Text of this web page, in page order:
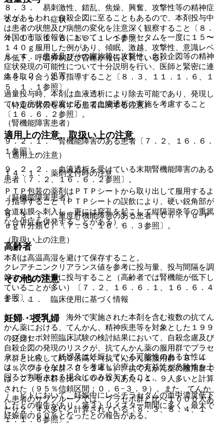
１３．１． 症状
外国の市販後報告において、レベチラセタムを一度に１５〜
１４０ｇ服用した例があり、傾眠、激越、攻撃性、意識レベ
ル低下、呼吸抑制及び昏睡が報告されている。
１３．２． 処置
過量投与時、本剤は血液透析により除去可能であり、発現し
ている症状の程度に応じて血液透析の実施を考慮すること
〔１６．６．２参照〕。
適用上の注意、取扱い上の注意
（適用上の注意）
１４．１． 薬剤交付時の注意
ＰＴＰ包装の薬剤はＰＴＰシートから取り出して服用するよ
う指導すること（ＰＴＰシートの誤飲により、硬い鋭角部が
食道粘膜へ刺入し、更には穿孔を起こして縦隔洞炎等の重篤
な合併症を併発することがある）。
（取扱い上の注意）
本剤は高温高湿を避けて保存すること。
その他の注意
１５．１． 臨床使用に基づく情報
１５．１．１． 海外で実施された本剤を含む複数の抗てん
かん薬における、てんかん、精神疾患等を対象とした１９９
のプラセボ対照臨床試験の検討結果において、自殺念慮及び
自殺企図の発現のリスクが、抗てんかん薬の服用群でプラセ
ボ群と比較して約２倍高く（抗てんかん薬服用群：０．４
３％、プラセボ群：０．２４％）、抗てんかん薬の服用群で
は、プラセボ群と比べ１０００人あたり１．９人多いと計算
された（９５％信頼区間：０．６−３．９）。また、てんか
ん患者のサブグループでは、プラセボ群と比べ１０００人あ
たり２．４人多いと計算されている〔８．３、８．４、１
１．１．６参照〕。
８．３． 易刺激性、錯乱、焦燥、興奮、攻撃性等の精神症
状があらわれ、自殺企図に至ることもあるので、本剤投与中
は患者の状態及び病態の変化を注意深く観察すること〔８．
４、１１．１．６、１５．１．１参照〕。
８．４． 患者及びその家族等に攻撃性、自殺企図等の精神
症状発現の可能性について十分説明を行い、医師と緊密に連
絡を取り合うよう指導すること〔８．３、１１．１．６、１
５．１．１参照〕。
（特定の背景を有する患者に関する注意）
（腎機能障害患者）
９．２．１． 腎機能障害のある患者〔７．２、１６．６．
１参照〕。
９．２．２． 血液透析を受けている末期腎機能障害のある
患者〔７．２、１６．６．２参照〕。
（肝機能障害患者）
９．３．１． 重度肝機能障害のある患者（Ｃｈｉｌｄ−Ｐ
ｕｇｈ分類Ｃ）〔７．３、１６．６．３参照〕。
高齢者
クレアチニンクリアランス値を参考に投与量、投与間隔を調
節するなど慎重に投与すること（高齢者では腎機能が低下し
ていることが多い）〔７．２、１６．６．１、１６．６．４
参照〕。
妊婦・授乳婦
（妊婦）
９．５．１． 妊婦又は妊娠している可能性のある女性に
は、次のようなリスクを考慮し治療上の有益性が危険性を上
回ると判断される場合にのみ投与すること。
・ ヒトにおいて、妊娠中にレベチラセタムの血中濃度低下
したとの報告があり、第３トリメスター期間に多く、最大で
妊娠前の６０％となったとの報告がある。